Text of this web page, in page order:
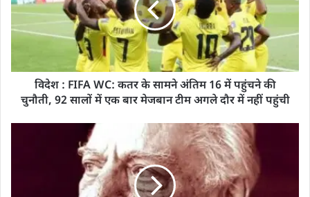
विदेश : FIFA WC: कतर के सामने अंतिम 16 में पहुंचने की
चुनौती, 92 सालों में एक बार मेजबान टीम अगले दौर में नहीं पहुंची